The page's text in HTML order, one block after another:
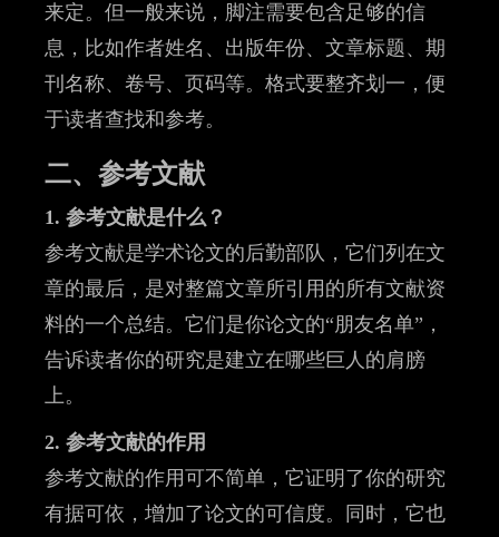
来定。但一般来说，脚注需要包含足够的信
息，比如作者姓名、出版年份、文章标题、期
刊名称、卷号、页码等。格式要整齐划一，便
于读者查找和参考。
二、参考文献
1. 参考文献是什么？
参考文献是学术论文的后勤部队，它们列在文
章的最后，是对整篇文章所引用的所有文献资
料的一个总结。它们是你论文的“朋友名单”，
告诉读者你的研究是建立在哪些巨人的肩膀
上。
2. 参考文献的作用
参考文献的作用可不简单，它证明了你的研究
有据可依，增加了论文的可信度。同时，它也